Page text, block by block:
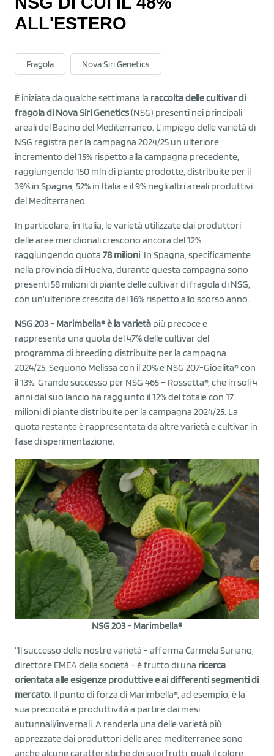
ALL'ESTERO
Fragola Nova Siri Genetics
È iniziata da qualche settimana la raccolta delle cultivar di
fragola di Nova Siri Genetics(NSG) presenti nei principali
areali del Bacino del Mediterraneo. L’impiego delle varietà di
NSG registra per la campagna 2024/25 un ulteriore
incremento del 15% rispetto alla campagna precedente,
raggiungendo 150 mln di piante prodotte, distribuite per il
39% in Spagna, 52% in Italia e il 9% negli altri areali produttivi
del Mediterraneo.
In particolare, in Italia, le varietà utilizzate dai produttori
delle aree meridionali crescono ancora del 12%
raggiungendo quota 78 milioni. In Spagna, specificamente
nella provincia di Huelva, durante questa campagna sono
presenti 58 milioni di piante delle cultivar di fragola di NSG,
con un’ulteriore crescita del 16% rispetto allo scorso anno.
NSG 203 - Marimbella® è la varietà più precoce e
rappresenta una quota del 47% delle cultivar del
programma di breeding distribuite per la campagna
2024/25. Seguono Melissa con il 20% e NSG 207-Gioelita® con
il 13%. Grande successo per NSG 465 – Rossetta®, che in soli 4
anni dal suo lancio ha raggiunto il 12% del totale con 17
milioni di piante distribuite per la campagna 2024/25. La
quota restante è rappresentata da altre varietà e cultivar in
fase di sperimentazione.
NSG 203 - Marimbella®
“Il successo delle nostre varietà - afferma Carmela Suriano,
direttore EMEA della società - è frutto di una ricerca
orientata alle esigenze produttive e ai differenti segmenti di
mercato. Il punto di forza di Marimbella®, ad esempio, è la
sua precocità e produttività a partire dai mesi
autunnali/invernali. A renderla una delle varietà più
apprezzate dai produttori delle aree mediterranee sono
anche alcune caratteristiche dei suoi frutti, quali il colore